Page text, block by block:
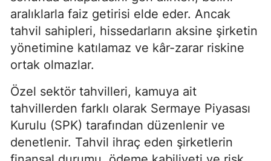
aralıklarla faiz getirisi elde eder. Ancak
tahvil sahipleri, hissedarların aksine şirketin
yönetimine katılamaz ve kâr-zarar riskine
ortak olmazlar.
Özel sektör tahvilleri, kamuya ait
tahvillerden farklı olarak Sermaye Piyasası
Kurulu (SPK) tarafından düzenlenir ve
denetlenir. Tahvil ihraç eden şirketlerin